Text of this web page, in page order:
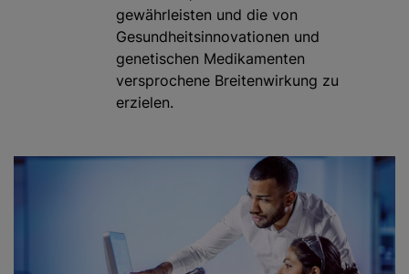
gewährleisten und die von
Gesundheitsinnovationen und
genetischen Medikamenten
versprochene Breitenwirkung zu
erzielen.